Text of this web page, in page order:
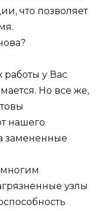
что позволяет
у Вас
Но все же,
нашего
замененные
узлы